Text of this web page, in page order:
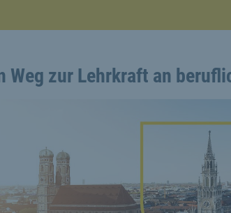
Weg zur Lehrkraft an